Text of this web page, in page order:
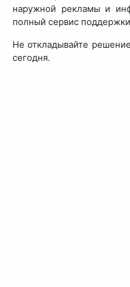
наружной рекламы и
полный сервис
Не откладывайте
сегодня.